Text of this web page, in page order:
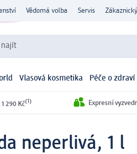
Vědomá volba Servis
najít
Vlasová kosmetika Péče o zdraví
290 Kč(1) Expresní
neperlivá, 1 l